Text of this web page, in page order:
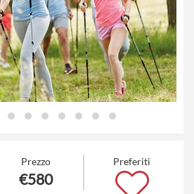
Prezzo
€580
Preferiti